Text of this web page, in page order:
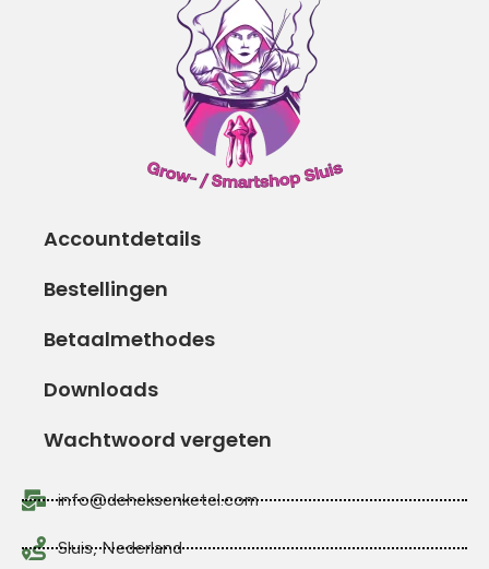
Accountdetails
Bestellingen
Betaalmethodes
Downloads
Wachtwoord vergeten
info@deheksenketel.com
Sluis, Nederland